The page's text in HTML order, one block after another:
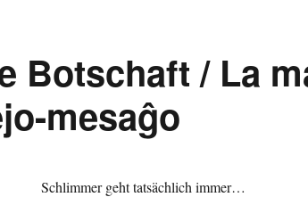
Botschaft / La
mesaĝo
Schlimmer geht tatsächlich immer…